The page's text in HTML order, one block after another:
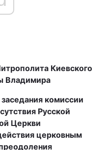
Киевского
Владимира
комиссии
Русской
Церкви
церковным